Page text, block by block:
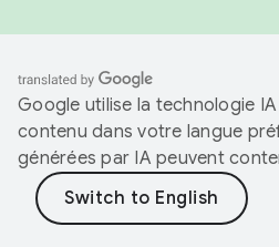
Google utilise la technologie
contenu dans votre langue
générées par IA peuvent